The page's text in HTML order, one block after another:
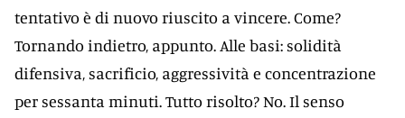
tentativo è di nuovo riuscito a vincere. Come?
Tornando indietro, appunto. Alle basi: solidità
difensiva, sacrificio, aggressività e concentrazione
per sessanta minuti. Tutto risolto? No. Il senso